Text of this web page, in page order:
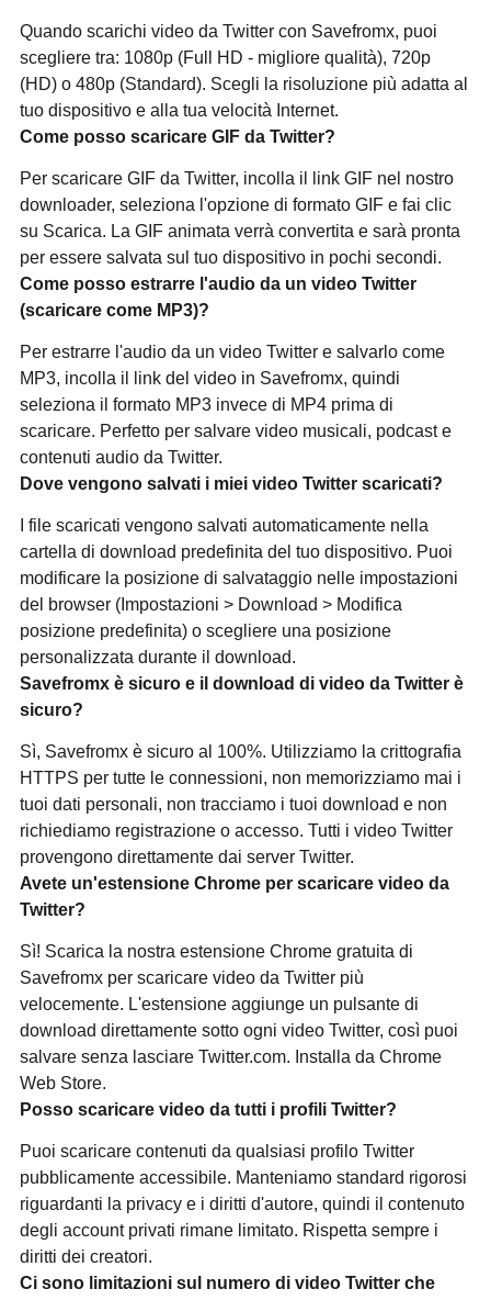
Quando scarichi video da Twitter con Savefromx, puoi
scegliere tra: 1080p (Full HD - migliore qualità), 720p
(HD) o 480p (Standard). Scegli la risoluzione più adatta al
tuo dispositivo e alla tua velocità Internet.
Come posso scaricare GIF da Twitter?
Per scaricare GIF da Twitter, incolla il link GIF nel nostro
downloader, seleziona l'opzione di formato GIF e fai clic
su Scarica. La GIF animata verrà convertita e sarà pronta
per essere salvata sul tuo dispositivo in pochi secondi.
Come posso estrarre l'audio da un video Twitter
(scaricare come MP3)?
Per estrarre l'audio da un video Twitter e salvarlo come
MP3, incolla il link del video in Savefromx, quindi
seleziona il formato MP3 invece di MP4 prima di
scaricare. Perfetto per salvare video musicali, podcast e
contenuti audio da Twitter.
Dove vengono salvati i miei video Twitter scaricati?
I file scaricati vengono salvati automaticamente nella
cartella di download predefinita del tuo dispositivo. Puoi
modificare la posizione di salvataggio nelle impostazioni
del browser (Impostazioni > Download > Modifica
posizione predefinita) o scegliere una posizione
personalizzata durante il download.
Savefromx è sicuro e il download di video da Twitter è
sicuro?
Sì, Savefromx è sicuro al 100%. Utilizziamo la crittografia
HTTPS per tutte le connessioni, non memorizziamo mai i
tuoi dati personali, non tracciamo i tuoi download e non
richiediamo registrazione o accesso. Tutti i video Twitter
provengono direttamente dai server Twitter.
Avete un'estensione Chrome per scaricare video da
Twitter?
Sì! Scarica la nostra estensione Chrome gratuita di
Savefromx per scaricare video da Twitter più
velocemente. L'estensione aggiunge un pulsante di
download direttamente sotto ogni video Twitter, così puoi
salvare senza lasciare Twitter.com. Installa da Chrome
Web Store.
Posso scaricare video da tutti i profili Twitter?
Puoi scaricare contenuti da qualsiasi profilo Twitter
pubblicamente accessibile. Manteniamo standard rigorosi
riguardanti la privacy e i diritti d'autore, quindi il contenuto
degli account privati rimane limitato. Rispetta sempre i
diritti dei creatori.
Ci sono limitazioni sul numero di video Twitter che